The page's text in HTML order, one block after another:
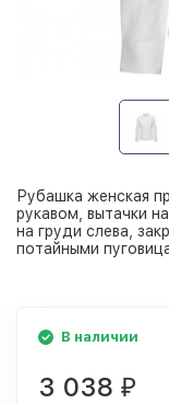
Рубашка женская
рукавом, вытачки
на груди слева,
потайными
В наличии
3 038 ₽